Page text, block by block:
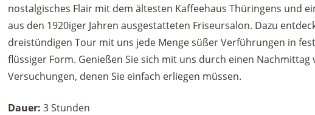
nostalgisches Flair mit dem ältesten Kaffeehaus Thüringens und
aus den 1920iger Jahren ausgestatteten Friseursalon. Dazu
dreistündigen Tour mit uns jede Menge süßer Verführungen in
flüssiger Form. Genießen Sie sich mit uns durch einen Nachmittag
Versuchungen, denen Sie einfach erliegen müssen.
Dauer: 3 Stunden